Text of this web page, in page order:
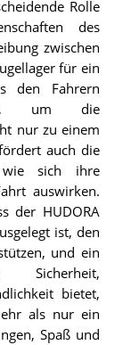
Rolle
des
zwischen
für ein
den Fahrern
um die
nur zu einem
auch die
sich ihre
auswirken.
der HUDORA
ist, den
und ein
Sicherheit,
bietet,
als nur ein
Spaß und